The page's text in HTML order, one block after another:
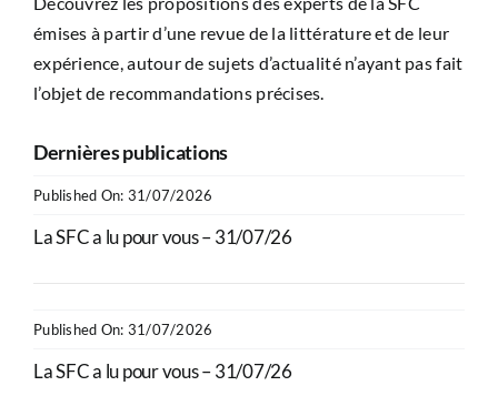
émises à partir d’une revue de la littérature et de leur
expérience, autour de sujets d’actualité n’ayant pas fait
l’objet de recommandations précises.
Dernières publications
Published On: 31/07/2026
La SFC a lu pour vous – 31/07/26
Published On: 31/07/2026
La SFC a lu pour vous – 31/07/26